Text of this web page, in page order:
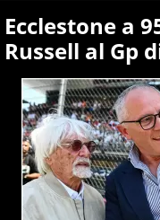
sul podio
Ecclestone a
Russell al Gp